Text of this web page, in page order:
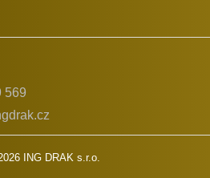
569
ING DRAK s.r.o.